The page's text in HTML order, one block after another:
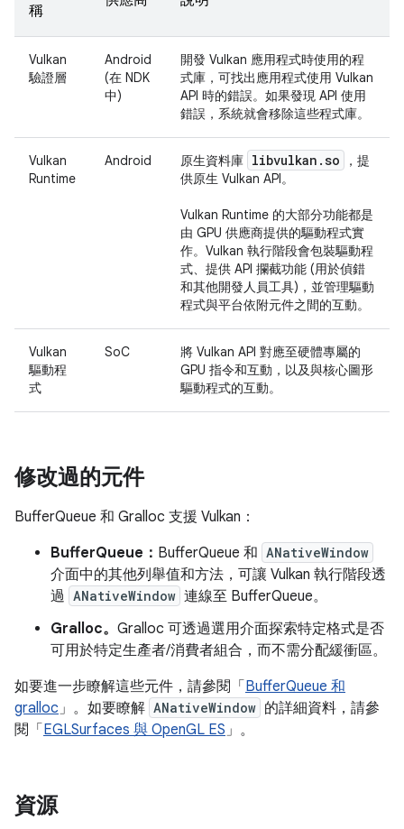
稱
Vulkan
驗證層
Android
(在 NDK
中)
開發 Vulkan 應用程式時使用的程
式庫，可找出應用程式使用 Vulkan
API 時的錯誤。如果發現 API 使用
錯誤，系統就會移除這些程式庫。
Vulkan
Runtime
Android 原生資料庫 libvulkan .so
，提
供原生 Vulkan API。
Vulkan Runtime 的大部分功能都是
由 GPU 供應商提供的驅動程式實
作。Vulkan 執行階段會包裝驅動程
式、提供 API 攔截功能 (用於偵錯
和其他開發人員工具)，並管理驅動
程式與平台依附元件之間的互動。
Vulkan
驅動程
式
SoC
將 Vulkan API 對應至硬體專屬的
GPU 指令和互動，以及與核心圖形
驅動程式的互動。
修改過的元件
BufferQueue 和 Gralloc 支援 Vulkan：
BufferQueue： BufferQueue 和 ANativeWindow
介面中的其他列舉值和方法，可讓 Vulkan 執行階段透
過 ANativeWindow 連線至 BufferQueue。
Gralloc。 Gralloc 可透過選用介面探索特定格式是否
可用於特定生產者/消費者組合，而不需分配緩衝區。
如要進一步瞭解這些元件，請參閱「BufferQueue 和
gralloc 」。如要瞭解 ANativeWindow 的詳細資料，請參
閱「EGLSurfaces 與 OpenGL ES 」。
資源